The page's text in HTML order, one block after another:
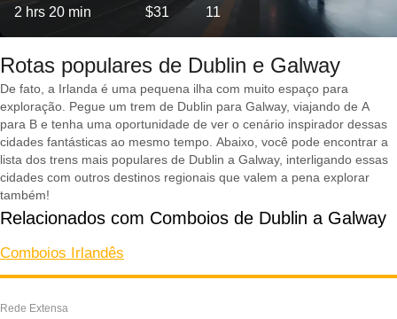
2 hrs 20 min $31 11
Rotas populares de Dublin e Galway
De fato, a Irlanda é uma pequena ilha com muito espaço para
exploração. Pegue um trem de Dublin para Galway, viajando de A
para B e tenha uma oportunidade de ver o cenário inspirador dessas
cidades fantásticas ao mesmo tempo. Abaixo, você pode encontrar a
lista dos trens mais populares de Dublin a Galway, interligando essas
cidades com outros destinos regionais que valem a pena explorar
também!
Relacionados com Comboios de Dublin a Galway
Comboios Irlandês
Rede Extensa